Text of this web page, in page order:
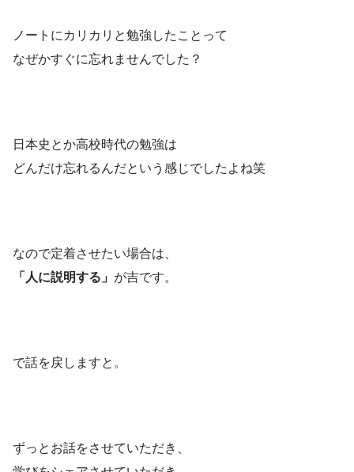
ノートにカリカリと勉強したことって
なぜかすぐに忘れませんでした？
日本史とか高校時代の勉強は
どんだけ忘れるんだという感じでしたよね笑
なので定着させたい場合は、
「人に説明する」 が吉です。
で話を戻しますと。
ずっとお話をさせていただき、